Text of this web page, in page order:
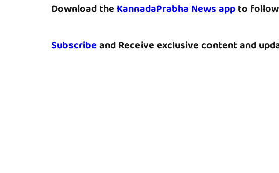
Download the KannadaPrabha News appto
Subscribeand Receive exclusive content and